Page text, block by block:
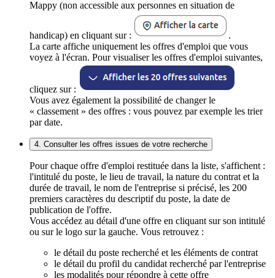
Mappy (non accessible aux personnes en situation de
handicap) en cliquant sur :
.
La carte affiche uniquement les offres d'emploi que vous
voyez à l'écran. Pour visualiser les offres d'emploi suivantes,
cliquez sur :
Vous avez également la possibilité de changer le
« classement » des offres : vous pouvez par exemple les trier
par date.
4. Consulter les offres issues de votre recherche
Pour chaque offre d'emploi restituée dans la liste, s'affichent :
l'intitulé du poste, le lieu de travail, la nature du contrat et la
durée de travail, le nom de l'entreprise si précisé, les 200
premiers caractères du descriptif du poste, la date de
publication de l'offre.
Vous accédez au détail d'une offre en cliquant sur son intitulé
ou sur le logo sur la gauche. Vous retrouvez :
le détail du poste recherché et les éléments de contrat
le détail du profil du candidat recherché par l'entreprise
les modalités pour répondre à cette offre